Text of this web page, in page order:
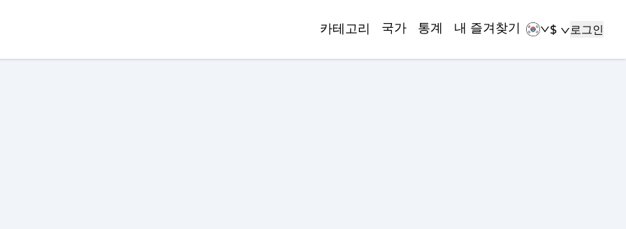
카테고리 국가 통계 내 즐겨찾기 $ 로그인